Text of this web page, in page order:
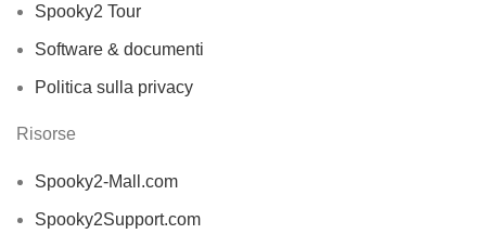
Spooky2 Tour
Software & documenti
Politica sulla privacy
Risorse
Spooky2-Mall.com
Spooky2Support.com